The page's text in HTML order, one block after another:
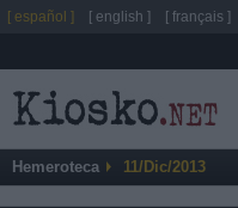
Hemeroteca 11/Dic/2013
[ español ] [ english ] [ français ]